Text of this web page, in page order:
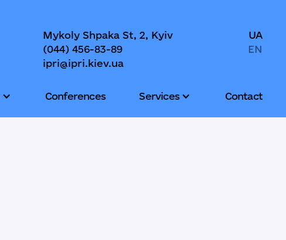
Mykoly Shpaka St, 2, Kyiv
(044) 456-83-89
ipri@ipri.kiev.ua
UA
EN
Conferences Services Contact